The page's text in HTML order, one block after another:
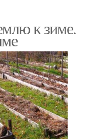
к зиме.